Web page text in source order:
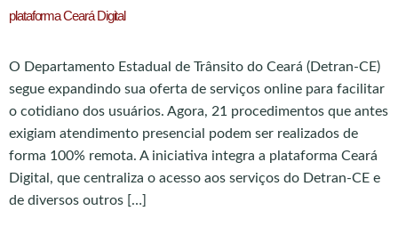
plataforma Ceará Digital
O Departamento Estadual de Trânsito do Ceará (Detran-CE)
segue expandindo sua oferta de serviços online para facilitar
o cotidiano dos usuários. Agora, 21 procedimentos que antes
exigiam atendimento presencial podem ser realizados de
forma 100% remota. A iniciativa integra a plataforma Ceará
Digital, que centraliza o acesso aos serviços do Detran-CE e
de diversos outros […]